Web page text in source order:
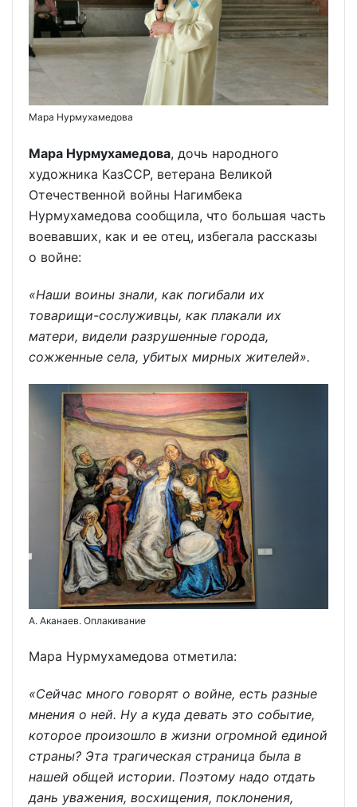
Мара Нурмухамедова
Мара Нурмухамедова, дочь народного
художника КазССР, ветерана Великой
Отечественной войны Нагимбека
Нурмухамедова сообщила, что большая часть
воевавших, как и ее отец, избегала рассказы
о войне:
«Наши воины знали, как погибали их
товарищи-сослуживцы, как плакали их
матери, видели разрушенные города,
сожженные села, убитых мирных жителей».
А. Аканаев. Оплакивание
Мара Нурмухамедова отметила:
«Сейчас много говорят о войне, есть разные
мнения о ней. Ну а куда девать это событие,
которое произошло в жизни огромной единой
страны? Эта трагическая страница была в
нашей общей истории. Поэтому надо отдать
дань уважения, восхищения, поклонения,